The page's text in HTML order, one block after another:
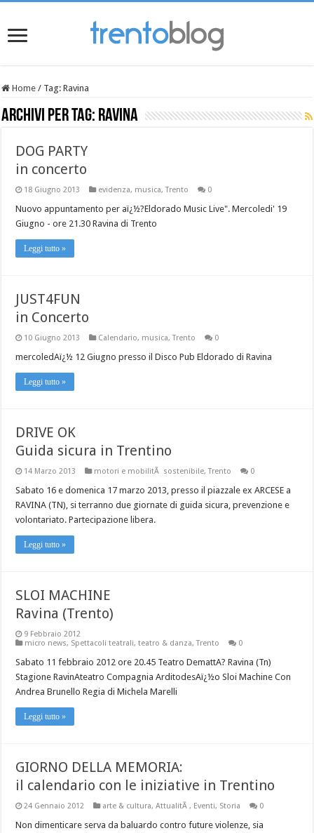
Home / Tag:Ravina
Archivi per tag: Ravina
DOG PARTY
in concerto
18 Giugno 2013 evidenza, musica,Trento 0
Nuovo appuntamento per aï¿½?Eldorado Music Live". Mercoledi' 19
Giugno - ore 21.30 Ravina di Trento
Leggi tutto »
JUST4FUN
in Concerto
10 Giugno 2013 Calendario, musica,Trento 0
mercoledAï¿½ 12 Giugno presso il Disco Pub Eldorado di Ravina
Leggi tutto »
DRIVE OK
Guida sicura in Trentino
14 Marzo 2013 motori e mobilitÃ sostenibile,Trento 0
Sabato 16 e domenica 17 marzo 2013, presso il piazzale ex ARCESE a
RAVINA (TN), si terranno due giornate di guida sicura, prevenzione e
volontariato. Partecipazione libera.
Leggi tutto »
SLOI MACHINE
Ravina (Trento)
9 Febbraio 2012
micro news, Spettacoli teatrali,teatro & danza,Trento 0
Sabato 11 febbraio 2012 ore 20.45 Teatro DemattA? Ravina (Tn)
Stagione RavinAteatro Compagnia ArditodesAï¿½o Sloi Machine Con
Andrea Brunello Regia di Michela Marelli
Leggi tutto »
GIORNO DELLA MEMORIA:
il calendario con le iniziative in Trentino
24 Gennaio 2012 arte & cultura,AttualitÃ, Eventi, Storia 0
Non dimenticare serva da baluardo contro future violenze, sia